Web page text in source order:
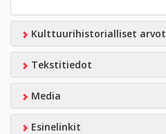
Kulttuurihistorialliset arvot
Tekstitiedot
Media
Esinelinkit